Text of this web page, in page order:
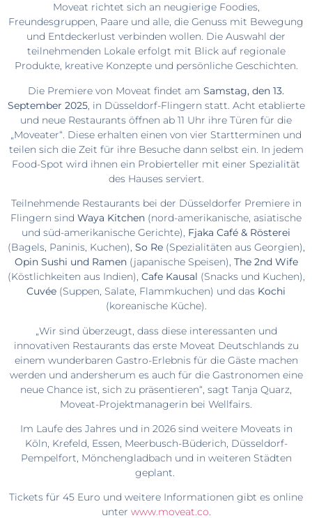
Moveat richtet sich an neugierige Foodies,
Freundesgruppen, Paare und alle, die Genuss mit Bewegung
und Entdeckerlust verbinden wollen. Die Auswahl der
teilnehmenden Lokale erfolgt mit Blick auf regionale
Produkte, kreative Konzepte und persönliche Geschichten.
Die Premiere von Moveat findet am Samstag, den 13.
September 2025, in Düsseldorf-Flingern statt. Acht etablierte
und neue Restaurants öffnen ab 11 Uhr ihre Türen für die
„Moveater“. Diese erhalten einen von vier Startterminen und
teilen sich die Zeit für ihre Besuche dann selbst ein. In jedem
Food-Spot wird ihnen ein Probierteller mit einer Spezialität
des Hauses serviert.
Teilnehmende Restaurants bei der Düsseldorfer Premiere in
Flingern sind Waya Kitchen (nord-amerikanische, asiatische
und süd-amerikanische Gerichte), Fjaka Café & Rösterei
(Bagels, Paninis, Kuchen), So Re(Spezialitäten aus Georgien),
Opin Sushi und Ramen(japanische Speisen), The 2nd Wife
(Köstlichkeiten aus Indien), Cafe Kausal (Snacks und Kuchen),
Cuvée (Suppen, Salate, Flammkuchen) und das Kochi
(koreanische Küche).
„Wir sind überzeugt, dass diese interessanten und
innovativen Restaurants das erste Moveat Deutschlands zu
einem wunderbaren Gastro-Erlebnis für die Gäste machen
werden und andersherum es auch für die Gastronomen eine
neue Chance ist, sich zu präsentieren“, sagt Tanja Quarz,
Moveat-Projektmanagerin bei Wellfairs.
Im Laufe des Jahres und in 2026 sind weitere Moveats in
Köln, Krefeld, Essen, Meerbusch-Büderich, Düsseldorf-
Pempelfort, Mönchengladbach und in weiteren Städten
geplant.
Tickets für 45 Euro und weitere Informationen gibt es online
unter www.moveat.co.